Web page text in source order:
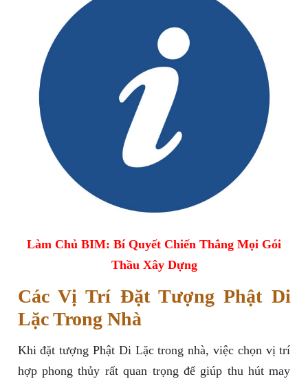
Làm Chủ BIM: Bí Quyết Chiến Thắng Mọi Gói
Thầu Xây Dựng
Các Vị Trí Đặt Tượng Phật Di
Lặc Trong Nhà
Khi đặt tượng Phật Di Lặc trong nhà, việc chọn vị trí
hợp phong thủy rất quan trọng để giúp thu hút may